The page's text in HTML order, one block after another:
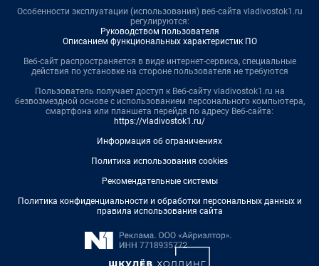
Особенности эксплуатации (использования) веб-сайта vladivostok1.ru
регулируются:
Руководством пользователя
Описанием функциональных характеристик ПО
Веб-сайт распространяется в виде интернет-сервиса, специальные
действия по установке на стороне пользователя не требуются
Пользователь получает доступ к Веб-сайту vladivostok1.ru на
безвозмездной основе с использованием персонального компьютера,
смартфона или планшета перейдя по адресу Веб-сайта:
https://vladivostok1.ru/
Информация об ограничениях
Политика использования cookies
Рекомендательные системы
Политика конфиденциальности и обработки персональных данных и
правила использования сайта